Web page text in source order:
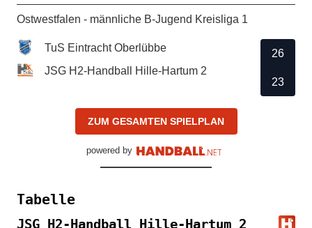
Ostwestfalen - männliche B-Jugend Kreisliga 1
TuS Eintracht Oberlübbe
JSG H2-Handball Hille-Hartum 2
26
23
ZUM GESAMTEN SPIELPLAN
powered by
Tabelle
JSG H2-Handball Hille-Hartum 2